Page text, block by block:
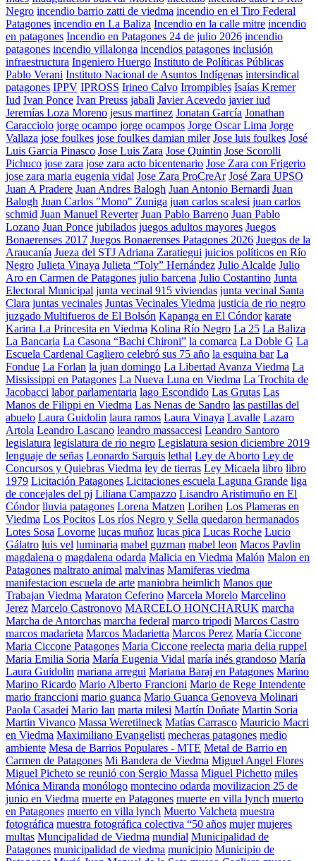
Negro incendio barrio zatti de viedma incendio en el Tiro Federal
Patagones incendio en La Baliza Incendio en la calle mitre incendio
en patagones Incendio en Patagones 24 de julio 2026 incendio
patagones incendio villalonga incendios patagones inclusión
infraestructura Ingeniero Huergo Instituto de Políticas Públicas
Pablo Verani Instituto Nacional de Asuntos Indígenas intersindical
patagones IPPV IPROSS Irineo Calvo Irrompibles Isaías Kremer
Iud Ivan Ponce Ivan Preuss jabali Javier Acevedo javier iud
Jeremías Loza Moreno jesus martinez Jonatan García Jonathan
Caracciolo jorge ocampo jorge ocampos Jorge Oscar Lima Jorge
Vallaza jose foulkes jose foulkes damian miler Jose luis foulkes José
Luis Garcia Pinasco Jose Luis Zara Jose Quintin Jose Scorolli
Pichuco jose zara jose zara acto bicentenario Jose Zara con Frigerio
jose zara maria eugenia vidal Jose Zara ProCreAr José Zara UPSO
Juan A Pradere Juan Andres Balogh Juan Antonio Bernardi Juan
Balogh Juan Carlos "Mono" Zuniga juan carlos scalesi juan carlos
schmid Juan Manuel Reverter Juan Pablo Barreno Juan Pablo
Lozano Juan Ponce jubilados juegos adultos mayores Juegos
Bonaerenses 2017 Juegos Bonaerenses Patagones 2026 Juegos de la
Araucanía Jueza del STJ Adriana Zaratiegui juicios políticos en Río
Negro Julieta Vinaya Julieta “Toly” Hernández Julio Alcalde Julio
Aro en Carmen de Patagones julio barcena Julio Costantino Junta
Electoral Municipal junta vecinal 915 viviendas junta vecinal Santa
Clara juntas vecinales Juntas Vecinales Viedma justicia de rio negro
juzgado Multifueros de El Bolsón Kapanga en El Cóndor karate
Karina La Princesita en Viedma Kolina Río Negro La 25 La Baliza
La Bancaria La Casona “Bachi Chironi” la comarca La Doble G La
Escuela Cardenal Cagliero celebró sus 75 año la esquina bar La
Fondue La Forlan la juan domingo La Libertad Avanza Viedma La
Mississippi en Patagones La Nueva Luna en Viedma La Trochita de
Jacobacci labor parlamentaria lago Escondido Las Grutas Las
Manos de Filippi en Viedma Las Nenas de Sandro las pastillas del
abuelo Laura Guidolin laura ramos Laura Vinaya Lavalle Lazaro
Artola Leandro Lascano leandro massaccesi Leandro Santoro
legislatura legislatura de rio negro Legislatura sesion diciembre 2019
lenguaje de señas Leonardo Sarquis lethal Ley de Aborto Ley de
Concursos y Quiebras Viedma ley de tierras Ley Micaela libro libro
1979 Licitación Patagones Licitaciones escuela Laguna Grande liga
de concejales del pj Liliana Campazzo Lisandro Aristimuño en El
Cóndor lluvia patagones Lorena Matzen Lorihen Los Plameras en
Viedma Los Pocitos Los ríos Negro y Sella quedaron hermanados
Lotes Sosa Lovorne lucas muñoz lucas pica Lucas Roche Lucio
Gálatro luis vel luminaria mabel guzman mabel leon Macos Pavlin
magdalena o magdalena odarda Malicia en Viedma Malón Malon en
Patagones maltrato animal malvinas Mamiferas viedma
manifestacion escuela de arte maniobra heimlich Manos que
Trabajan Viedma Maraton Ceferino Marcela Morelo Marcelino
Jerez Marcelo Castronovo MARCELO HONCHARUK marcha
Marcha de Antorchas marcha federal marco tripodi Marcos Castro
marcos madarieta Marcos Madarietta Marcos Perez María Ciccone
Maria Ciccone Patagones Maria Ciccone reelecta maria delia ruppel
Maria Emilia Soria María Eugenia Vidal maría inés grandoso María
Laura Guidolin mariana arregui Mariana Baraj en Patagones Marino
Marino Ricardo Mario Alberto Francioni Mario de Rege Intendente
mario franccioni mario guanca Mario Guanca Genoveva Molinari
Paola Casadei Mario Ian marta milesi Martín Doñate Martin Soria
Martin Vivanco Massa Weretilneck Matías Carrasco Mauricio Macri
en Viedma Maximiliano Evangelisti mecheras patagones medio
ambiente Mesa de Barrios Populares - MTE Metal de Barrio en
Carmen de Patagones Mi Bandera de Viedma Miguel Angel Flores
Miguel Picheto se reunió con Sergio Massa Miguel Pichetto miles
Mónica Miranda monólogo montecino odarda movilizacion 25 de
junio en Viedma muerte en Patagones muerte en villa lynch muerto
en Patagones muerto en villa lynch Muerto Valcheta muestra
fotográfica muestra fotográfica colectiva “50 años mujer mujeres
multas Muncipalidad de Viedma mundial Municipalidad de
Patagones municipalidad de viedma municipio Municipio de